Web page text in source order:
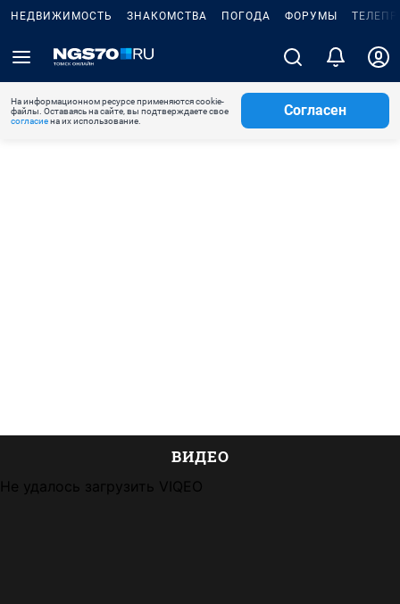
НЕДВИЖИМОСТЬ ЗНАКОМСТВА ПОГОДА ФОРУМЫ
На информационном ресурсе применяются cookie-
файлы. Оставаясь на сайте, вы подтверждаете свое
согласиена их использование.
Согласен
ВИДЕО
Не удалось загрузить VIQEO